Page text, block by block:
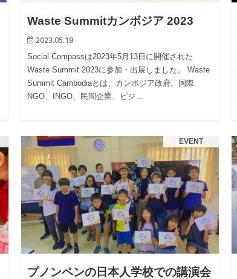
Waste Summitカンボジア 2023
2023.05.18
Social Compassは2023年5月13日に開催された
Waste Summit 2023に参加・出展しました。 Waste
Summit Cambodiaとは、カンボジア政府、国際
NGO、INGO、民間企業、ビジ…
EVENT
プノンペンの日本人学校での講演会